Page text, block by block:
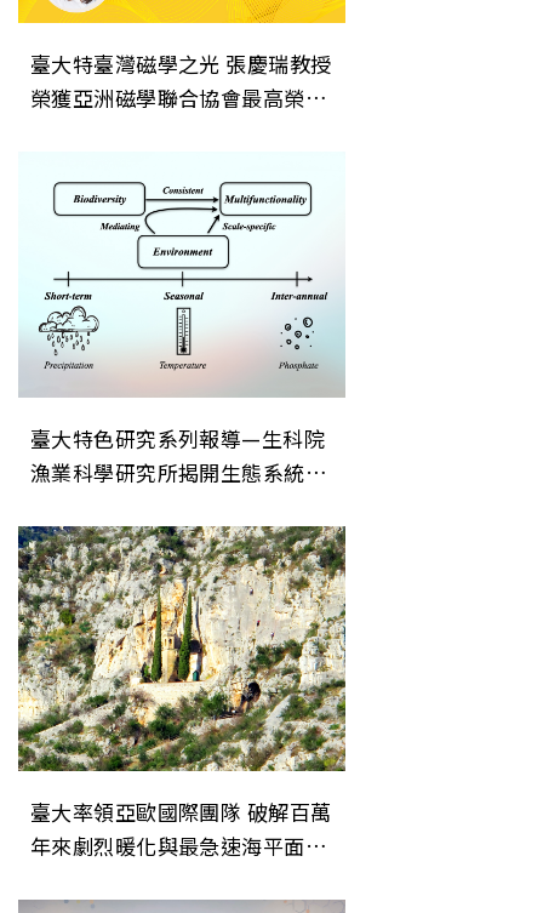
臺大特臺灣磁學之光 張慶瑞教授
榮獲亞洲磁學聯合協會最高榮譽
生態系統穩定性的關鍵機制
臺大特色研究系列報導—生科院
漁業科學研究所揭開生態系統穩
臺大率領亞歐國際團隊 破解百萬
年來劇烈暖化與最急速海平面上